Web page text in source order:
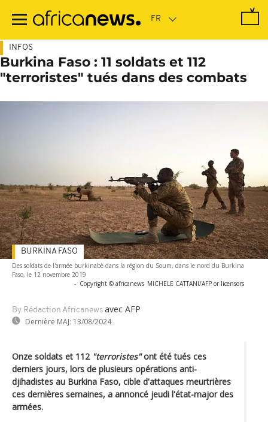
contenu
INFOS
Burkina Faso : 11 soldats et 112
"terroristes" tués dans des combats
Des soldats de l'armée burkinabè dans la région du Soum, dans le nord du Burkina
Faso, le 12 novembre 2019
- Copyright © africanews MICHELE CATTANI/AFP or licensors
By Rédaction Africanews avec AFP
Dernière MAJ: 13/08/2024
BURKINA FASO
Onze soldats et 112 "terroristes"ont été tués ces
derniers jours, lors de plusieurs opérations anti-
djihadistes au Burkina Faso, cible d'attaques meurtrières
ces dernières semaines, a annoncé jeudi l'état-major des
armées.